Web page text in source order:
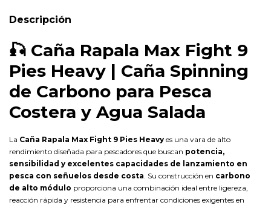
Descripción
🎣 Caña Rapala Max Fight 9
Pies Heavy | Caña Spinning
de Carbono para Pesca
Costera y Agua Salada
La Caña Rapala Max Fight 9 Pies Heavy es una vara de alto
rendimiento diseñada para pescadores que buscan potencia,
sensibilidad y excelentes capacidades de lanzamiento en
pesca con señuelos desde costa. Su construcción en carbono
de alto módulo proporciona una combinación ideal entre ligereza,
reacción rápida y resistencia para enfrentar condiciones exigentes en